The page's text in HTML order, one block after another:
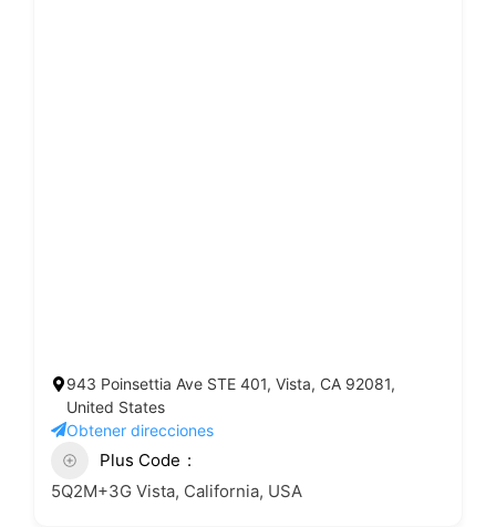
943 Poinsettia Ave STE 401, Vista, CA 92081,
United States
Obtener direcciones
Plus Code
5Q2M+3G Vista, California, USA